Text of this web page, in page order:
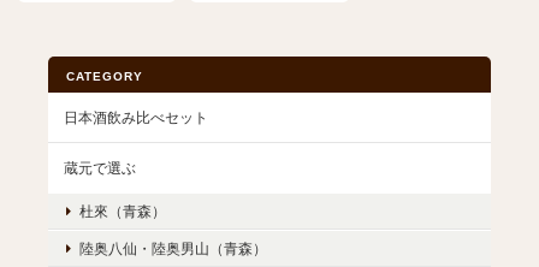
CATEGORY
日本酒飲み比べセット
蔵元で選ぶ
杜來（青森）
陸奥八仙・陸奥男山（青森）